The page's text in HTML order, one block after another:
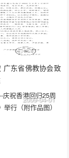
广东省佛教协会致
2009-04-01